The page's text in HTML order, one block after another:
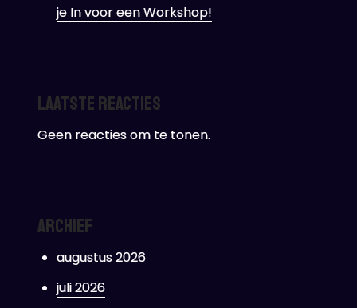
je In voor een Workshop!
Laatste reacties
Geen reacties om te tonen.
Archief
augustus 2026
juli 2026